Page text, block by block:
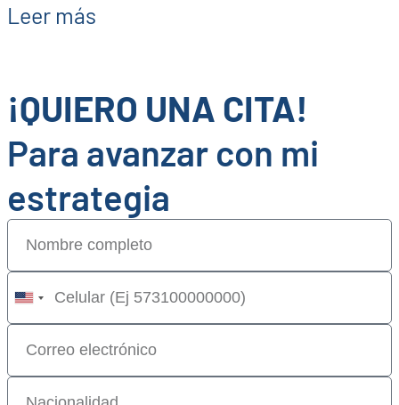
Leer más
¡QUIERO UNA CITA!
Para avanzar con mi
estrategia
United
States
+1